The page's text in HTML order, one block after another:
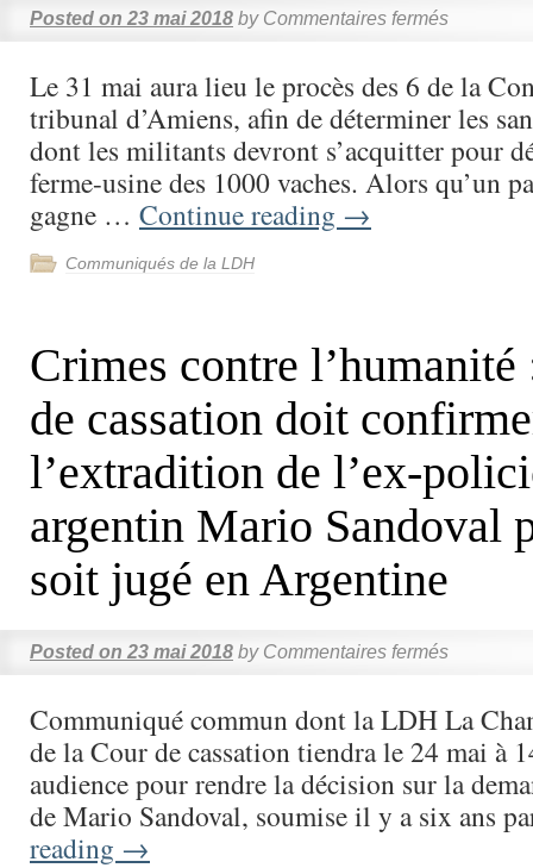
Posted on 23 mai 2018 by Commentaires fermés
Le 31 mai aura lieu le procès des 6 de la
tribunal d’Amiens, afin de déterminer les
dont les militants devront s’acquitter pour
ferme-usine des 1000 vaches. Alors qu’un
gagne … Continue reading →
Communiqués de la LDH
Crimes contre
de cassation doit
l’extradition de l’ex-
argentin Mario Sandoval
soit jugé en Argentine
Posted on 23 mai 2018 by Commentaires fermés
Communiqué commun dont la LDH La
de la Cour de cassation tiendra le 24 mai à
audience pour rendre la décision sur la
de Mario Sandoval, soumise il y a six ans
reading →